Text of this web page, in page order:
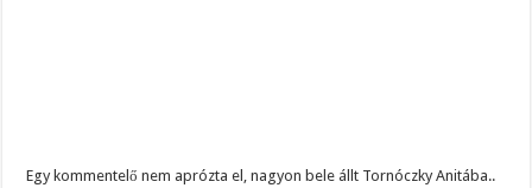
Egy kommentelő nem aprózta el, nagyon bele állt Tornóczky Anitába..